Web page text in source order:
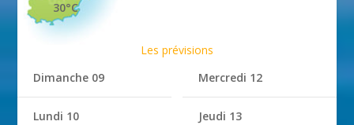
30°C
Les prévisions
Dimanche 09
Lundi 10
Mercredi 12
Jeudi 13